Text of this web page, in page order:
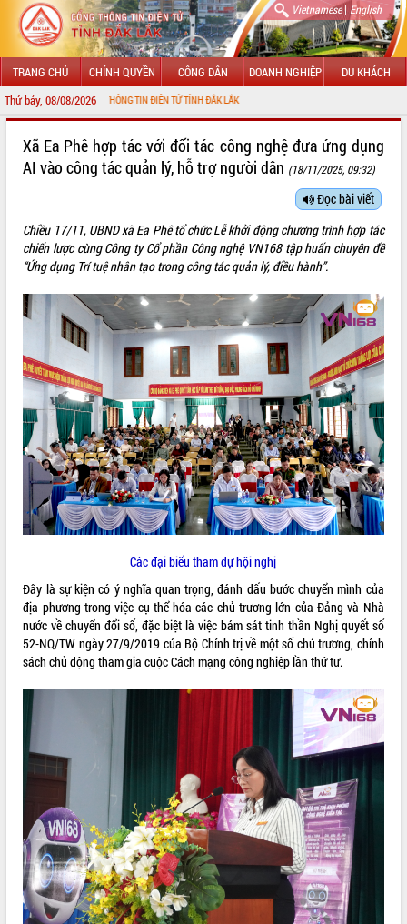
Vietnamese| English
TRANG CHỦ CHÍNH QUYỀN CÔNG DÂN DOANH NGHIỆP DU KHÁCH
Thứ bảy, 08/08/2026
VỚI CỔNG THÔNG TIN ĐIỆN TỬ TỈNH ĐẮK LẮK
LÃNH ĐẠO UBND TỈNH
SỞ, BAN, NGÀNH
THÔNG TIN CHỈ ĐẠO ĐIỀU HÀNH
HỆ THỐNG VĂN BẢN
VĂN BẢN HĐND TỈNH
ĐIỂM TIN VĂN BẢN
QUY HOẠCH - KẾ HOẠCH
VIDEO
Không có file video nào để phát.
ALBUM ẢNH
Xã Ea Phê hợp tác với đối tác công nghệ đưa ứng dụng
AI vào công tác quản lý, hỗ trợ người dân (18/11/2025, 09:32)
Đọc bài viết
Chiều 17/11, UBNDxã Ea Phê tổ chức Lễ khởi động chương trình hợp tác
chiến lược cùng Công ty Cổ phần Công nghệ VN168 tập huấn chuyên đề
“Ứng dụng Trí tuệ nhân tạo trong công tác quản lý, điều hành”.
Các đại biểu tham dự hội nghị
Đây là sự kiện có ý nghĩa quan trọng, đánh dấu bước chuyển mình của
địa phương trong việc cụ thể hóa các chủ trương lớn của Đảng và Nhà
nước về chuyển đổi số, đặc biệt là việc bám sát tinh thần Nghị quyết số
52-NQ/TW ngày 27/9/2019 của Bộ Chính trị về một số chủ trương, chính
sách chủ động tham gia cuộc Cách mạng công nghiệp lần thứ tư.